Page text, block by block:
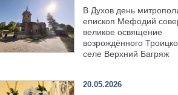
В Духов день
епископ Мефодий
великое освящение
возрождённого
селе Верхний Багряж
20.05.2026